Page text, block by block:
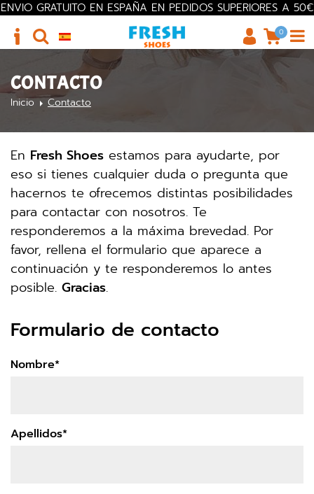
ENVIO GRATUITO EN ESPAÑA EN PEDIDOS SUPERIORES A 50€
0
CONTACTO
Inicio Contacto
En Fresh Shoes estamos para ayudarte, por
eso si tienes cualquier duda o pregunta que
hacernos te ofrecemos distintas posibilidades
para contactar con nosotros. Te
responderemos a la máxima brevedad. Por
favor, rellena el formulario que aparece a
continuación y te responderemos lo antes
posible. Gracias.
Formulario de contacto
Nombre*
Apellidos*